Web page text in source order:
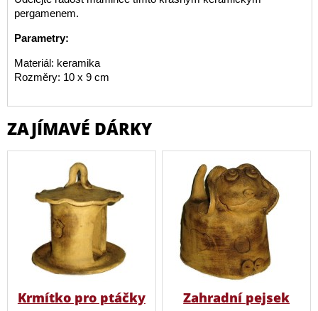
pergamenem.
Parametry:
Materiál: keramika
Rozměry: 10 x 9 cm
ZAJÍMAVÉ DÁRKY
Krmítko pro ptáčky Zahradní pejsek